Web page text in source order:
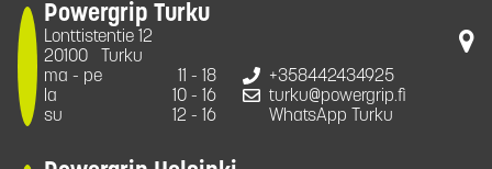
Powergrip Turku
Lonttistentie 12
20100
Turku
ma - pe
11 - 18
la
10 - 16
su
12 - 16
+358442434925
turku@powergrip.fi
WhatsApp Turku